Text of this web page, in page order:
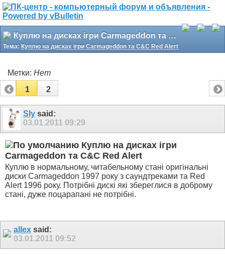
Куплю на дисках ігри Carmageddon та C&C Red Alert
Тема: Куплю на дисках ігри Carmageddon та C&C Red Alert
Метки: Нет
1
2
Sly said:
03.01.2011 09:29
Куплю на дисках ігри
Carmageddon та C&C Red Alert
Куплю в нормальному, читабельному стані оригінальні
диски Carmageddon 1997 року з саундтреками та Red
Alert 1996 року. Потрібні дискі які збереглися в доброму
стані, дуже поцарапані не потрібні.
allex said:
03.01.2011 09:52